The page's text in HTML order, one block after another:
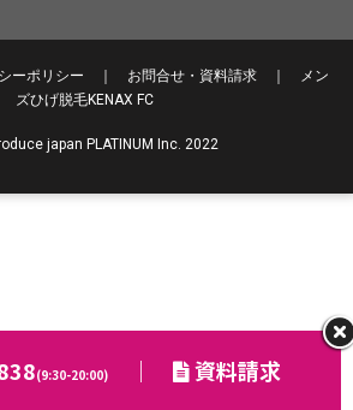
ーポリシー お問合せ・資料請求
メン
ズひげ脱毛KENAX FC
japan PLATINUM Inc. 2022
(9:30-20:00) ｜ 資料請求